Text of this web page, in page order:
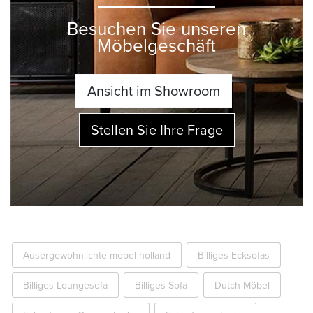
Besuchen Sie unseren
Möbelgeschäft
Ansicht im Showroom
Stellen Sie Ihre Frage
Ausergewohnlichte mobel holland Billiges Ecksofas
Billiges Loungesofa Billiges Sofa Dutch Möbel